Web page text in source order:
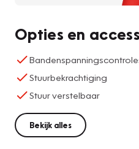
Opties en
Stuurbekrachtiging
Stuur verstelbaar
Bekijk alles